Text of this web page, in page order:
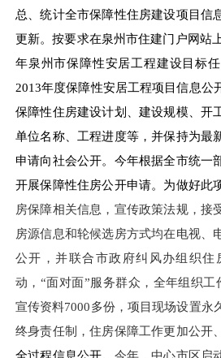
总、统计全市保障性住房建设项目信
更新。按要求在泉州市住建门户网站
年泉州市保障性安居工程建设目标
2013年度保障性安居工程项目信息公
保障性住房建设计划、建设规模、开
单位名称、工程进度等，并保持为最
申请向社会公开。 今年根据全市统一
开展保障性住房公开申请。 为做好此
房保障相关信息， 宣传政策法规，接
房源信息和轮候选房方式均在电视、
公开，并联合市政府纠风办组织住
动，“面对面”服务群众，全年组织工
宣传资料7000多份， 项目现场设置永
终身责任制，住房保障工作更加公开
全过程信息公开。 今年，中心市区启